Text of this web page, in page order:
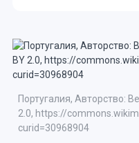
Португалия, Авторство:
2.0, https://
curid=30968904